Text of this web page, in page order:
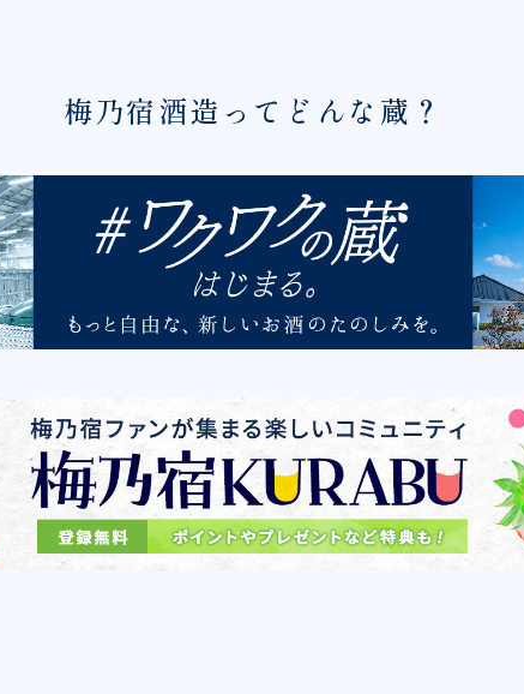
梅乃宿酒造ってどんな蔵？